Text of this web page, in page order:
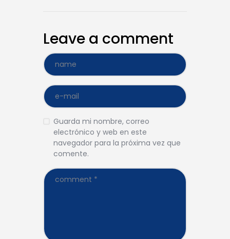
Leave a comment
Guarda mi nombre, correo
electrónico y web en este
navegador para la próxima vez que
comente.